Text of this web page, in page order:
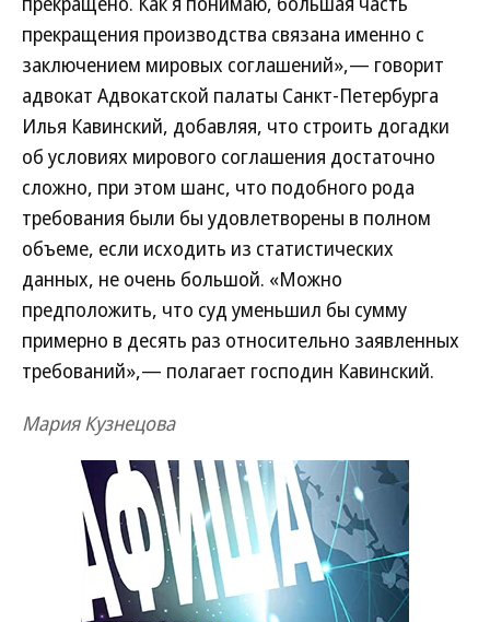
прекращения производства связана именно с
заключением мировых соглашений»,— говорит
адвокат Адвокатской палаты Санкт-Петербурга
Илья Кавинский, добавляя, что строить догадки
об условиях мирового соглашения достаточно
сложно, при этом шанс, что подобного рода
требования были бы удовлетворены в полном
объеме, если исходить из статистических
данных, не очень большой. «Можно
предположить, что суд уменьшил бы сумму
примерно в десять раз относительно заявленных
требований»,— полагает господин Кавинский.
Мария Кузнецова